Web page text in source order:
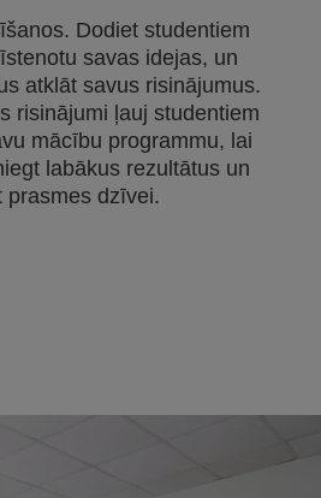
Dodiet studentiem
savas idejas, un
atklāt savus risinājumus.
risinājumi ļauj studentiem
mācību programmu, lai
labākus rezultātus un
prasmes dzīvei.